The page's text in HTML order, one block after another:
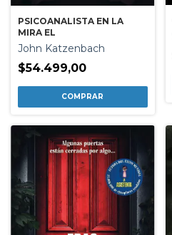
PSICOANALISTA EN LA
MIRA EL
John Katzenbach
$54.499,00